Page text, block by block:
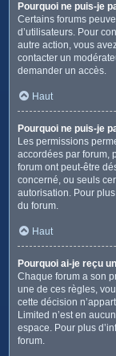
Pourquoi ne puis-je
Certains forums
d’utilisateurs. Pour
autre action, vous
contacter un
demander un accès.
Haut
Pourquoi ne puis-je
Les permissions
accordées par forum,
forum ont peut-être
concerné, ou seuls
autorisation. Pour
du forum.
Haut
Pourquoi ai-je reçu
Chaque forum a son
une de ces règles,
cette décision
Limited n’est en
espace. Pour plus
forum.